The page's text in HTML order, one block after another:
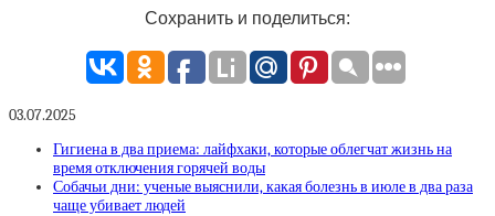
Сохранить и поделиться:
03.07.2025
Гигиена в два приема: лайфхаки, которые облегчат жизнь на
время отключения горячей воды
Собачьи дни: ученые выяснили, какая болезнь в июле в два раза
чаще убивает людей